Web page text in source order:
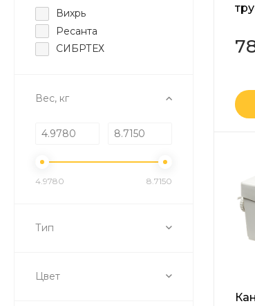
Вихрь
Ресанта
СИБРТЕХ
Вес, кг
4.9780 8.7150
Тип
Цвет